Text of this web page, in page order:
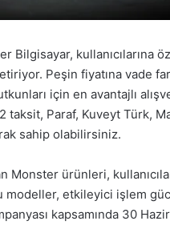
Bilgisayar, kullanıcılarına
Peşin fiyatına vade
için en avantajlı
Paraf, Kuveyt Türk,
sahip olabilirsiniz.
Monster ürünleri,
modeller, etkileyici işlem
kapsamında 30